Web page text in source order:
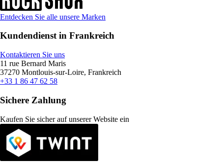
Entdecken Sie alle unsere Marken
Kundendienst in Frankreich
Kontaktieren Sie uns
11 rue Bernard Maris
37270 Montlouis-sur-Loire, Frankreich
+33 1 86 47 62 58
Sichere Zahlung
Kaufen Sie sicher auf unserer Website ein